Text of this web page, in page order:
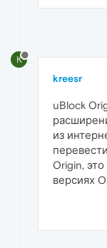
K
kreesr
uBlock
из
Origin,
версиях